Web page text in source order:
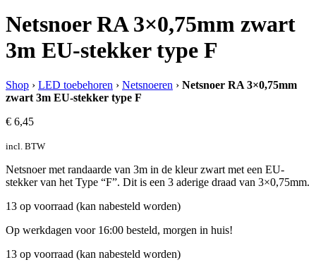
Netsnoer RA 3×0,75mm zwart
3m EU-stekker type F
Shop › LED toebehoren › Netsnoeren › Netsnoer RA 3×0,75mm
zwart 3m EU-stekker type F
€ 6,45
incl. BTW
Netsnoer met randaarde van 3m in de kleur zwart met een EU-
stekker van het Type “F”. Dit is een 3 aderige draad van 3×0,75mm.
13 op voorraad (kan nabesteld worden)
Op werkdagen voor 16:00 besteld, morgen in huis!
13 op voorraad (kan nabesteld worden)